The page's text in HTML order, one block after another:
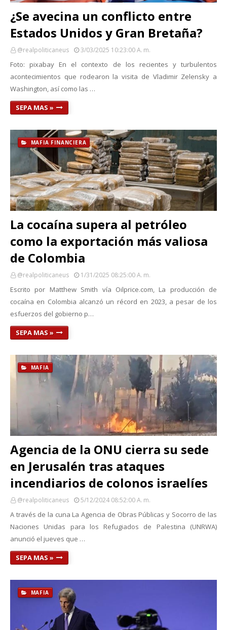
¿Se avecina un conflicto entre
Estados Unidos y Gran Bretaña?
@realpoliticaneus 3/03/2025 10:23:00 A. M.
Foto: pixabay En el contexto de los recientes y turbulentos
acontecimientos que rodearon la visita de Vladimir Zelensky a
Washington, así como las …
SEPA MAS »
MAFIA FINANCIERA
La cocaína supera al petróleo
como la exportación más valiosa
de Colombia
@realpoliticaneus 1/31/2025 08:25:00 A. M.
Escrito por Matthew Smith vía Oilprice.com, La producción de
cocaína en Colombia alcanzó un récord en 2023, a pesar de los
esfuerzos del gobierno p…
SEPA MAS »
MAFIA
Agencia de la ONU cierra su sede
en Jerusalén tras ataques
incendiarios de colonos israelíes
@realpoliticaneus 5/12/2024 08:52:00 A. M.
A través de la cuna La Agencia de Obras Públicas y Socorro de las
Naciones Unidas para los Refugiados de Palestina (UNRWA)
anunció el jueves que …
SEPA MAS »
MAFIA